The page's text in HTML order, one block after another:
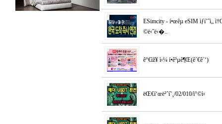
ESimcity - í•œêµ­ eSIM ìƒí’ˆì„
©ë‹ˆë‹�..
ê°€ìž¥ ì‹¼ í•­ê³µê¶Œ(ê´€ê´‘)
ëŒ€í‘œë²ˆí˜¸/02/010/ì°©ì‹